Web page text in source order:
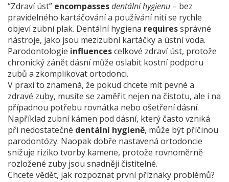
“Zdraví úst” encompassesdentální hygienu – bez
pravidelného kartáčování a používání nití se rychle
objeví zubní plak. Dentální hygiena requiressprávné
nástroje, jako jsou mezizubní kartáčky a ústní voda.
Parodontologie influencescelkové zdraví úst, protože
chronický zánět dásní může oslabit kostní podporu
zubů a zkomplikovat ortodonci.
V praxi to znamená, že pokud chcete mít pevné a
zdravé zuby, musíte se zaměřit nejen na čistotu, ale i na
případnou potřebu rovnátka nebo ošetření dásní.
Například zubní kámen pod dásní, který často vzniká
při nedostatečné dentální hygieně, může být příčinou
parodontózy. Naopak dobře nastavená ortodoncie
snižuje riziko tvorby kamene, protože rovnoměrně
rozložené zuby jsou snadněji čistitelné.
Chcete vědět, jak rozpoznat první příznaky problémů?